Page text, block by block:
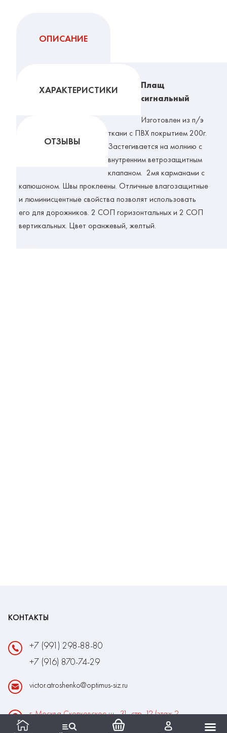
ОПИСАНИЕ
ХАРАКТЕРИСТИКИ
ОТЗЫВЫ
Плащ
сигнальный
Изготовлен из п/э
ткани с ПВХ покрытием 200г.
Застегивается на молнию с
внутренним ветрозащитным
клапаном. 2мя карманами с
капюшоном. Швы проклеены. Отличные влагозащитные
и люминисцентные свойства позволят использовать
его для дорожников. 2 СОП горизонтальных и 2 СОП
вертикальных. Цвет оранжевый, желтый.
КОНТАКТЫ
+7 (991) 298-88-80
+7 (916) 870-74-29
victor.atroshenko@optimus-siz.ru
г. Москва Сколковское ш., 31, стр. 12 (этаж 2,
помещение 22)